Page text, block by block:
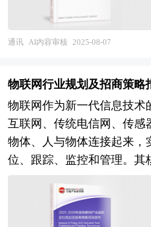
经济特区之一却沦为广东省
一直是全国最具创新力的一
国家商务部、国家财政部、
网络安全行业相关协会、中
海外多种相关报刊杂志的基
大量资料，对国内外网络安
趋势及其所面临的问题等进
入探讨。报告同时还对我国
络安全产业规划的概况、策
重点分析了跨境电子商务行
揭示了跨境电子商务市场潜
据，同时对银行信贷部门也
国防预算同比增长7.2%（
幅），其中装备采购与信息
域。装备采购制度改革通过
展则为企业开辟了海外市场
家的军事信息化合作项目，
道。高端芯片、FPGA等电
型军用芯片国产化率65%）
未来盈利的突破口——随着
军工信息化行业的成长速度
爆发”的特点，这与国防建
初级技术辅助审核阶段。随
为了提高审核效率，一些企
自然语言处理（NLP）技术
的关键词库，对文本、图片
效率，但准确性和召回率
应用阶段。21世纪初，随着
器学习、深度学习等技术逐
域，机器审核逐渐取代人工
核效率得到大幅提升。近年
术的突破，AI内容审核在准
着提升。自然语言处理、计
通讯 AI内容审核 2025-08-07
物联网行业规划及招商策略
物联网作为新一代信息技术
互联网、传统电信网、传感
物体、人与物体连接起来，
位、跟踪、监控和管理。其
作，推动各行业的数字化转
城市产业职能的重要空间形